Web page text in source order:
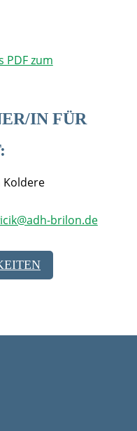
zum
IN FÜR
Koldere
brilon.de